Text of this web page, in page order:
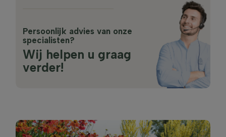
Persoonlijk advies van onze
specialisten?
Wij helpen u graag
verder!